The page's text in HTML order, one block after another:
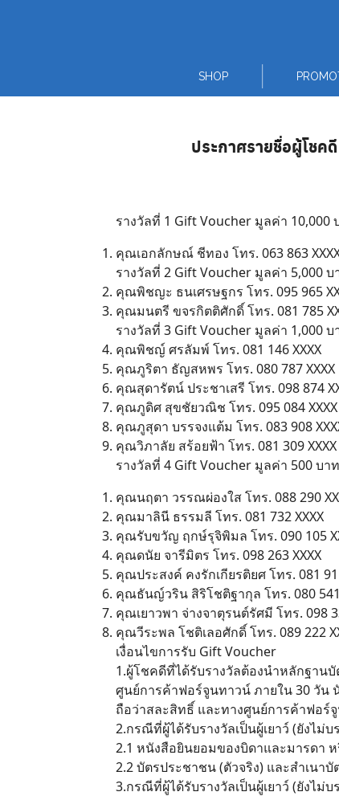
SHOP
English
ประกาศรายชื่อผู้โช
รางวัลที่ 1 Gift Voucher มูลค่า 10,000
คุณเอกลักษณ์ ชีทอง โทร. 063 863
รางวัลที่ 2 Gift Voucher มูลค่า 5,000 บ
คุณพิชญะ ธนเศรษฐกร โทร. 095 965
คุณมนตรี ขจรกิตติศักดิ์ โทร. 081 785
รางวัลที่ 3 Gift Voucher มูลค่า 1,000 บ
คุณพิชญ์ ศรลัมพ์ โทร. 081 146 XXXX
คุณภูริตา ธัญสหพร โทร. 080 787 XXXX
คุณสุดารัตน์ ประชาเสรี โทร. 098 874
คุณภูดิศ สุขชัยวณิช โทร. 095 084 XXXX
คุณภูสุดา บรรจงแต้ม โทร. 083 908
คุณวิภาลัย สร้อยฟ้า โทร. 081 309 XXXX
รางวัลที่ 4 Gift Voucher มูลค่า 500 บา
คุณนฤตา วรรณผ่องใส โทร. 088 290
คุณมาลินี ธรรมลี โทร. 081 732 XXXX
คุณรับขวัญ ฤกษ์รุจิพิมล โทร. 090 105
คุณดนัย จารีมิตร โทร. 098 263 XXXX
คุณประสงค์ คงรักเกียรติยศ โทร. 081
คุณธันญ์วริน สิริโชติฐากุล โทร. 080 541
คุณเยาวพา จ่างจาตุรนต์รัศมี โทร. 098
คุณวีระพล โชติเลอศักดิ์ โทร. 089 222
เงื่อนไขการรับ Gift Voucher
1.ผู้โชคดีที่ได้รับรางวัลต้องนำหลักฐาน
ศูนย์การค้าฟอร์จูนทาวน์ ภายใน 30 วัน
ถือว่าสละสิทธิ์ และทางศูนย์การค้าฟอ
2.กรณีที่ผู้ได้รับรางวัลเป็นผู้เยาว์ (ยังไม่
2.1 หนังสือยินยอมของบิดาและมารดา
2.2 บัตรประชาชน (ตัวจริง) และสำเนา
3.กรณีที่ผู้ได้รับรางวัลเป็นผู้เยาว์ (ยังไ